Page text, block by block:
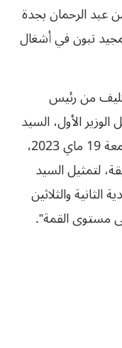
عبد الرحمان بجدة
تبون في أشغال
من رئيس
الأول، السيد
أيمن بن عبد الرحمان، صباح اليوم الجمعة 19 ماي 2023،
لتمثيل السيد
والثلاثين